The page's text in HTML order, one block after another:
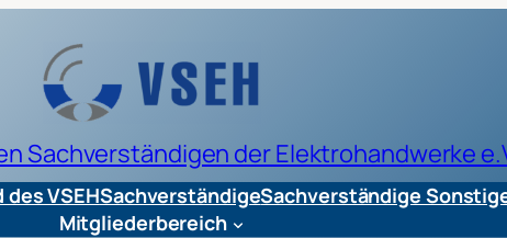
Sachverständigen der Elektrohandwerke
VSEHSachverständigeSachverständige
Mitgliederbereich